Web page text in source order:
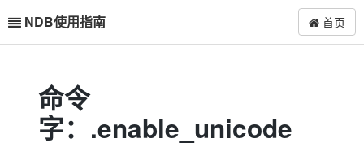
NDB使用指南 首页
命令
字：.enable_unicode